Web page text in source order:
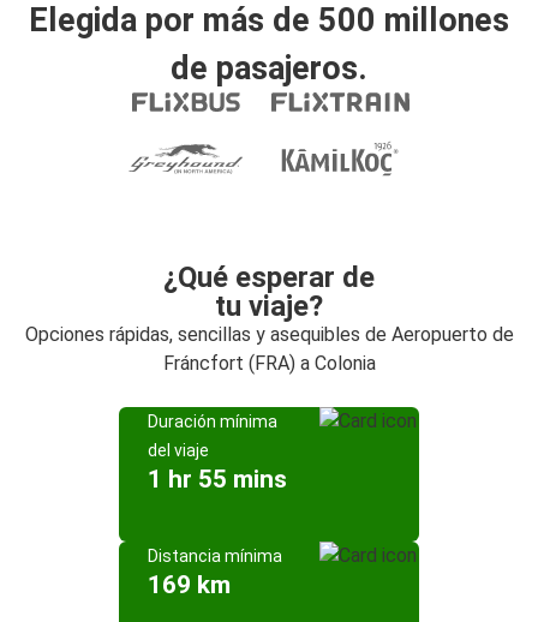
Elegida por más de 500 millones
de pasajeros.
¿Qué esperar de
tu viaje?
Opciones rápidas, sencillas y asequibles de Aeropuerto de
Fráncfort (FRA) a Colonia
Duración mínima
del viaje
1 hr 55 mins
Distancia mínima
169 km